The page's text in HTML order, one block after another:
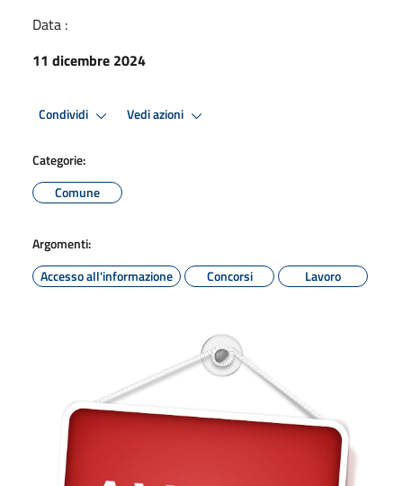
Data :
11 dicembre 2024
Condividi Vedi azioni
Categorie:
Comune
Argomenti:
Accesso all'informazione
Concorsi Lavoro